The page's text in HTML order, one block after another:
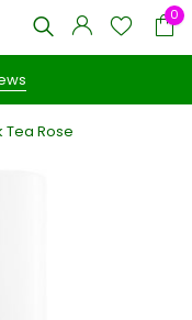
0
Rose